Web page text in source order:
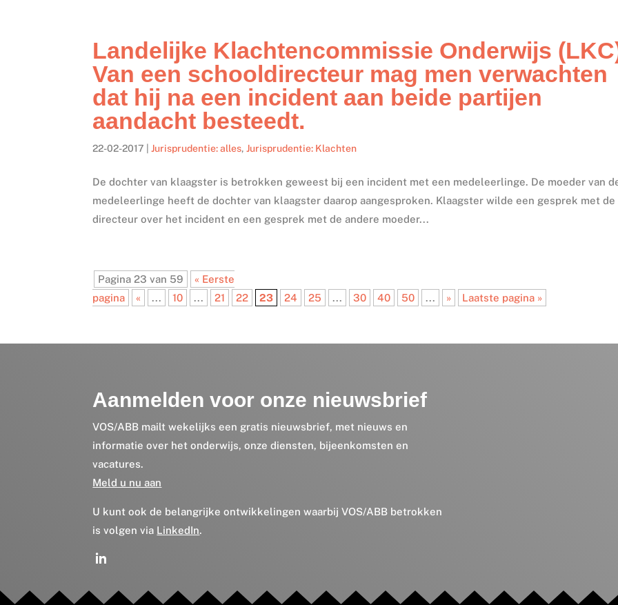
Landelijke Klachtencommissie Onderwijs
Van een schooldirecteur mag men verwachten
dat hij na een incident aan beide partijen
aandacht besteedt.
22-02-2017 |Jurisprudentie: alles,Jurisprudentie: Klachten
De dochter van klaagster is betrokken geweest bij een incident met een medeleerlinge. De moeder van
medeleerlinge heeft de dochter van klaagster daarop aangesproken. Klaagster wilde een gesprek met de
directeur over het incident en een gesprek met de andere moeder...
Pagina 23 van 59
« Eerste
pagina
« ... 10 ... 21 22 23 24 25 ... 30 40 50 ... » Laatste pagina »
Aanmelden voor onze nieuwsbrief
VOS/ABB mailt wekelijks een gratis nieuwsbrief, met nieuws en
informatie over het onderwijs, onze diensten, bijeenkomsten en
vacatures.
Meld u nu aan
U kunt ook de belangrijke ontwikkelingen waarbij VOS/ABB betrokken
is volgen via LinkedIn.